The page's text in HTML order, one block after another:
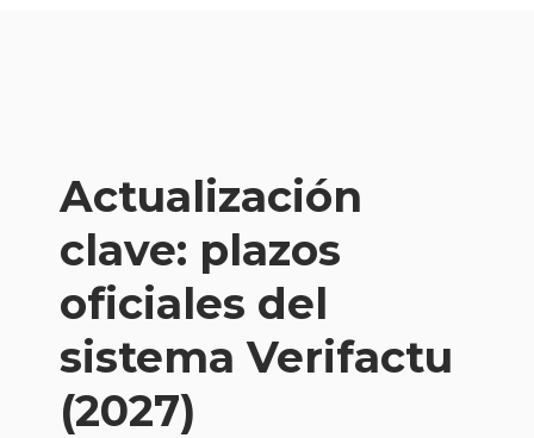
Actualización
clave: plazos
oficiales del
sistema Verifactu
(2027)